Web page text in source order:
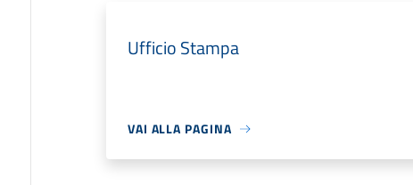
Ufficio Stampa
VAI ALLA PAGINA